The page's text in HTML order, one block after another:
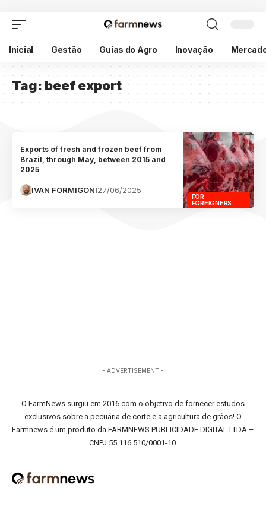
Inicial Gestão Guias do Agro Inovação
Tag: beef export
FOR
FOREIGNERS
Exports of fresh and frozen beef from
Brazil, through May, between 2015 and
2025
IVAN FORMIGONI27/06/2025
- ADVERTISEMENT -
O FarmNews surgiu em 2016 com o objetivo de fornecer estudos
exclusivos sobre a pecuária de corte e a agricultura de grãos! O
Farmnews é um produto da FARMNEWS PUBLICIDADE DIGITAL LTDA –
CNPJ 55.116.510/0001-10.